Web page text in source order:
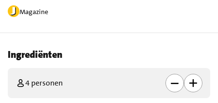
Magazine
Ingrediënten
4 personen